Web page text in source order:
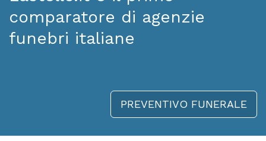
comparatore di agenzie
funebri italiane
PREVENTIVO FUNERALE